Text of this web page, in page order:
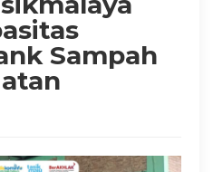
Sampah